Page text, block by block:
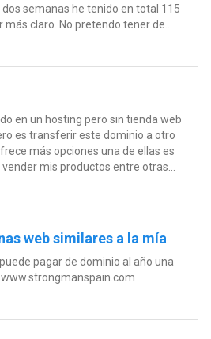
semanas he tenido en total 115
claro. No pretendo tener de...
en un hosting pero sin tienda web
es transferir este dominio a otro
más opciones una de ellas es
mis productos entre otras...
web similares a la mía
pagar de dominio al año una